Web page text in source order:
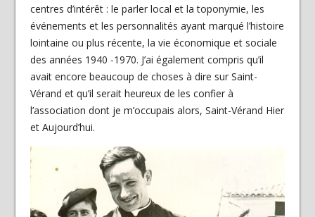
centres d’intérêt : le parler local et la toponymie, les
événements et les personnalités ayant marqué l’histoire
lointaine ou plus récente, la vie économique et sociale
des années 1940 -1970. J’ai également compris qu’il
avait encore beaucoup de choses à dire sur Saint-
Vérand et qu’il serait heureux de les confier à
l’association dont je m’occupais alors, Saint-Vérand Hier
et Aujourd’hui.